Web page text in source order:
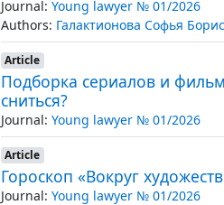
Journal: Young lawyer № 01/2026
Authors: Галактионова Софья
Article
Подборка сериалов и
сниться?
Journal: Young lawyer № 01/2026
Article
Гороскоп «Вокруг
Journal: Young lawyer № 01/2026